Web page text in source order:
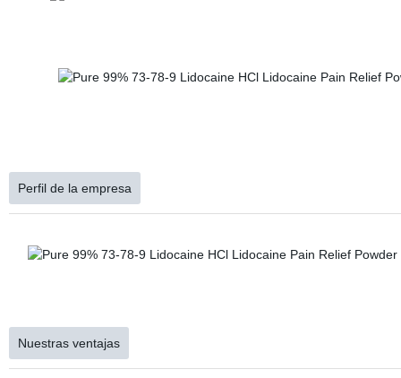
Perfil de la empresa
Nuestras ventajas